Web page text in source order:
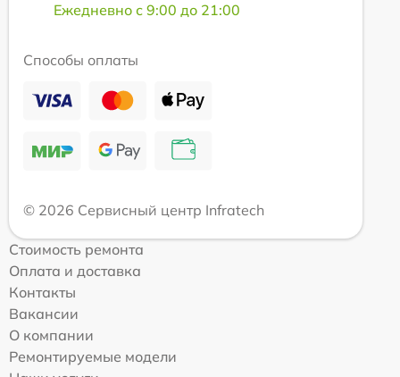
Ежедневно с 9:00 до 21:00
Способы оплаты
© 2026 Сервисный центр Infratech
Стоимость ремонта
Оплата и доставка
Контакты
Вакансии
О компании
Ремонтируемые модели